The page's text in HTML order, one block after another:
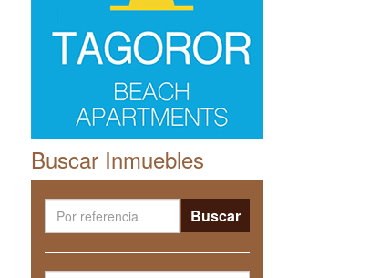
Buscar Inmuebles
Buscar